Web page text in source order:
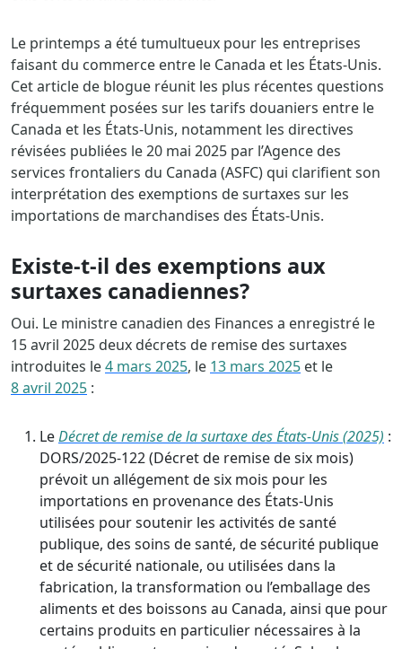
Le printemps a été tumultueux pour les entreprises
faisant du commerce entre le Canada et les États-Unis.
Cet article de blogue réunit les plus récentes questions
fréquemment posées sur les tarifs douaniers entre le
Canada et les États-Unis, notamment les directives
révisées publiées le 20 mai 2025 par l’Agence des
services frontaliers du Canada (ASFC) qui clarifient son
interprétation des exemptions de surtaxes sur les
importations de marchandises des États-Unis.
Existe-t-il des exemptions aux
surtaxes canadiennes?
Oui. Le ministre canadien des Finances a enregistré le
15 avril 2025 deux décrets de remise des surtaxes
introduites le4 mars 2025, le 13 mars 2025 et le
8 avril 2025 :
LeDécret de remise de la surtaxe des États-Unis (2025) :
DORS/2025-122 (Décret de remise de six mois)
prévoit un allégement de six mois pour les
importations en provenance des États-Unis
utilisées pour soutenir les activités de santé
publique, des soins de santé, de sécurité publique
et de sécurité nationale, ou utilisées dans la
fabrication, la transformation ou l’emballage des
aliments et des boissons au Canada, ainsi que pour
certains produits en particulier nécessaires à la